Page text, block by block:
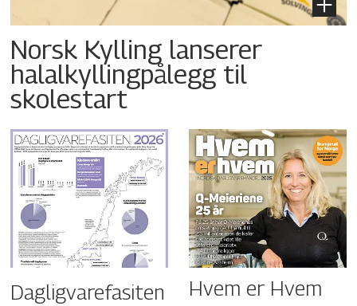
Norsk Kylling lanserer
halalkyllingpålegg til
skolestart
Dagligvarefasiten Hvem er Hvem